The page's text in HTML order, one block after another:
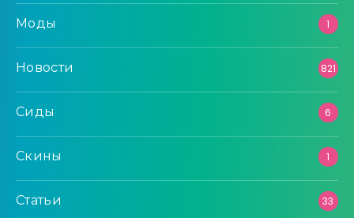
Моды 1
Новости 821
Сиды 6
Скины 1
Статьи 33